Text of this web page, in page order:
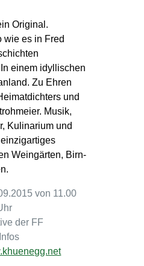
Original.
wie es in Fred
einem idyllischen
Zu Ehren
und
Musik,
Kulinarium und
Weingärten, Birn-
von 11.00
der FF